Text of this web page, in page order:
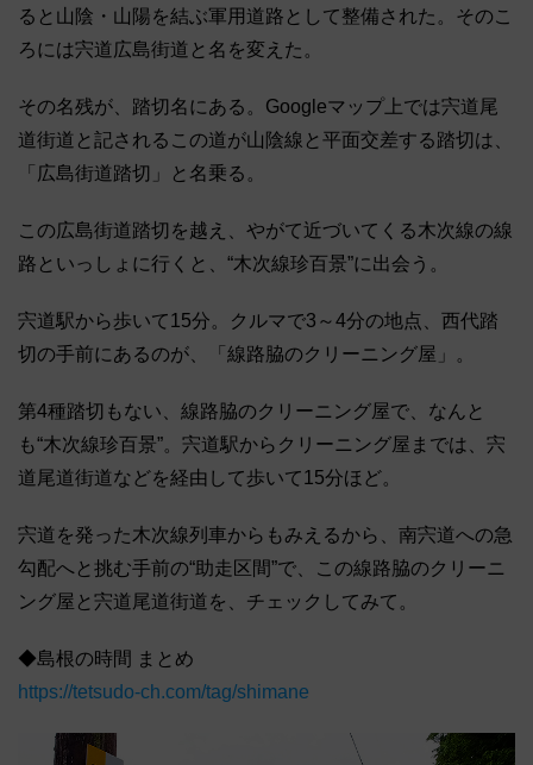
ると山陰・山陽を結ぶ軍用道路として整備された。そのこ
ろには宍道広島街道と名を変えた。
その名残が、踏切名にある。Googleマップ上では宍道尾
道街道と記されるこの道が山陰線と平面交差する踏切は、
「広島街道踏切」と名乗る。
この広島街道踏切を越え、やがて近づいてくる木次線の線
路といっしょに行くと、“木次線珍百景”に出会う。
宍道駅から歩いて15分。クルマで3～4分の地点、西代踏
切の手前にあるのが、「線路脇のクリーニング屋」。
第4種踏切もない、線路脇のクリーニング屋で、なんと
も“木次線珍百景”。宍道駅からクリーニング屋までは、宍
道尾道街道などを経由して歩いて15分ほど。
宍道を発った木次線列車からもみえるから、南宍道への急
勾配へと挑む手前の“助走区間”で、この線路脇のクリーニ
ング屋と宍道尾道街道を、チェックしてみて。
◆島根の時間 まとめ
https://tetsudo-ch.com/tag/shimane